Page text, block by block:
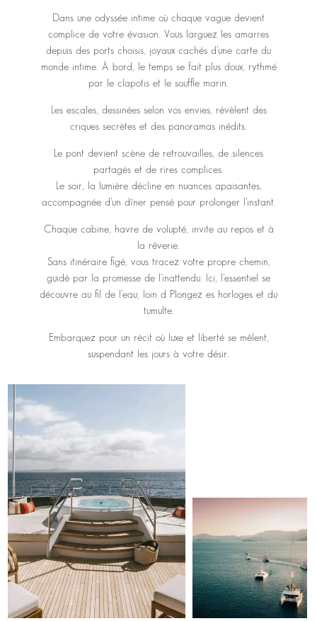
Dans une odyssée intime où chaque vague devient
complice de votre évasion. Vous larguez les amarres
depuis des ports choisis, joyaux cachés d’une carte du
monde intime. À bord, le temps se fait plus doux, rythmé
par le clapotis et le souffle marin.
Les escales, dessinées selon vos envies, révèlent des
criques secrètes et des panoramas inédits.
Le pont devient scène de retrouvailles, de silences
partagés et de rires complices.
Le soir, la lumière décline en nuances apaisantes,
accompagnée d’un dîner pensé pour prolonger l’instant.
Chaque cabine, havre de volupté, invite au repos et à
la rêverie.
Sans itinéraire figé, vous tracez votre propre chemin,
guidé par la promesse de l’inattendu. Ici, l’essentiel se
découvre au fil de l’eau, loin d Plongez es horloges et du
tumulte.
Embarquez pour un récit où luxe et liberté se mêlent,
suspendant les jours à votre désir.